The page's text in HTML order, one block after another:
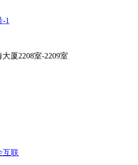
-1
厦2208室-2209室
互联